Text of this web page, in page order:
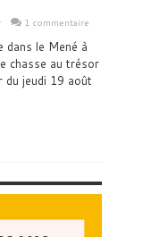
1 commentaire
dans le Mené à
chasse au trésor
du jeudi 19 août